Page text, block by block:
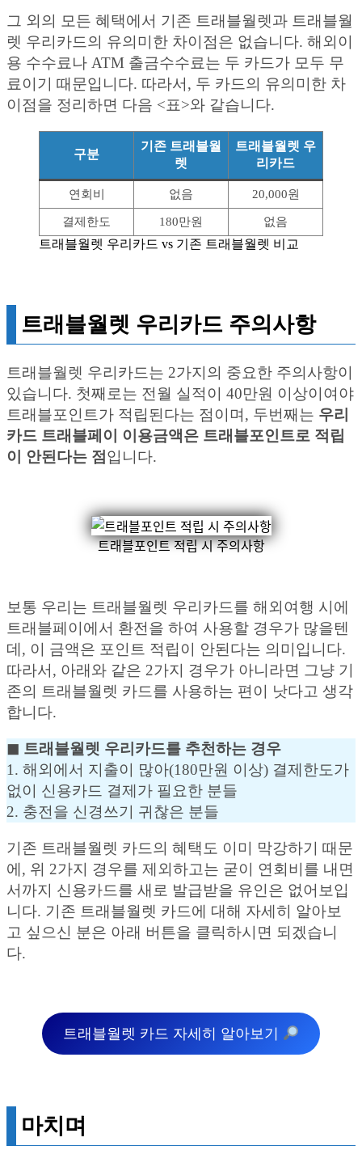
그 외의 모든 혜택에서 기존 트래블월렛과 트래블월
렛 우리카드의 유의미한 차이점은 없습니다. 해외이
용 수수료나 ATM 출금수수료는 두 카드가 모두 무
료이기 때문입니다. 따라서, 두 카드의 유의미한 차
이점을 정리하면 다음 <표>와 같습니다.
구분
기존 트래블월
렛
트래블월렛 우
리카드
연회비 없음 20,000원
결제한도 180만원 없음
트래블월렛 우리카드 vs 기존 트래블월렛 비교
트래블월렛 우리카드 주의사항
트래블월렛 우리카드는 2가지의 중요한 주의사항이
있습니다. 첫째로는 전월 실적이 40만원 이상이여야
트래블포인트가 적립된다는 점이며, 두번째는 우리
카드 트래블페이 이용금액은 트래블포인트로 적립
이 안된다는 점 입니다.
트래블포인트 적립 시 주의사항
보통 우리는 트래블월렛 우리카드를 해외여행 시에
트래블페이에서 환전을 하여 사용할 경우가 많을텐
데, 이 금액은 포인트 적립이 안된다는 의미입니다.
따라서, 아래와 같은 2가지 경우가 아니라면 그냥 기
존의 트래블월렛 카드를 사용하는 편이 낫다고 생각
합니다.
◼︎ 트래블월렛 우리카드를 추천하는 경우
1. 해외에서 지출이 많아(180만원 이상) 결제한도가
없이 신용카드 결제가 필요한 분들
2. 충전을 신경쓰기 귀찮은 분들
기존 트래블월렛 카드의 혜택도 이미 막강하기 때문
에, 위 2가지 경우를 제외하고는 굳이 연회비를 내면
서까지 신용카드를 새로 발급받을 유인은 없어보입
니다. 기존 트래블월렛 카드에 대해 자세히 알아보
고 싶으신 분은 아래 버튼을 클릭하시면 되겠습니
다.
트래블월렛 카드 자세히 알아보기
마치며